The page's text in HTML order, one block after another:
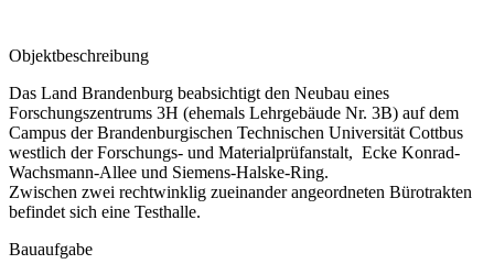
Objektbeschreibung
Das Land Brandenburg beabsichtigt den Neubau eines
Forschungszentrums 3H (ehemals Lehrgebäude Nr. 3B) auf dem
Campus der Brandenburgischen Technischen Universität Cottbus
westlich der Forschungs- und Materialprüfanstalt, Ecke Konrad-
Wachsmann-Allee und Siemens-Halske-Ring.
Zwischen zwei rechtwinklig zueinander angeordneten Bürotrakten
befindet sich eine Testhalle.
Bauaufgabe